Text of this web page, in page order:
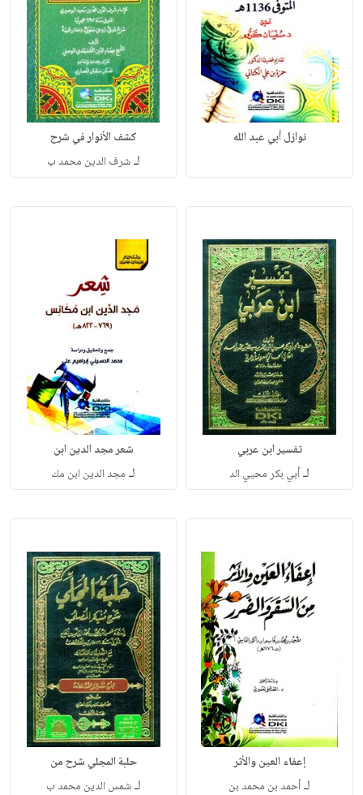
نوازل أبي عبد الله كشف الأنوار في شرح
لـشرف الدين محمد ب
تفسير ابن عربي
لـأبي بكر محيي الد
شعر مجد الدين ابن
لـ مجد الدين ابن مك
إعفاء العين والأثر
لـأحمد بن محمد بن
حلبة المجلي شرح من
لـشمس الدين محمد ب